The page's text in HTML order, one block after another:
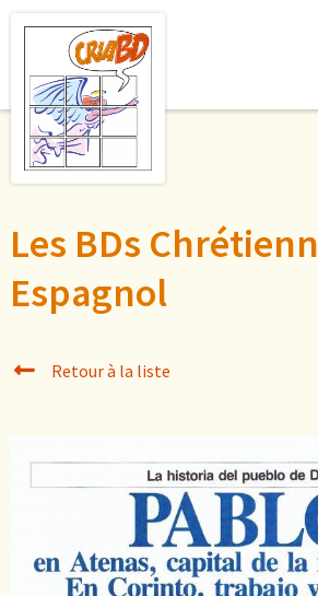
Les BDs
Espagnol
Retour à la liste